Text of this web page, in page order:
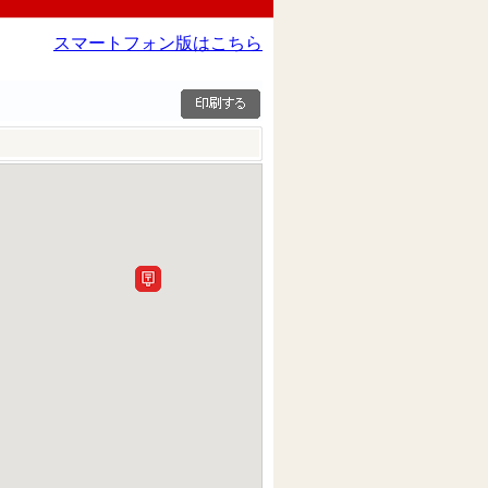
スマートフォン版はこちら